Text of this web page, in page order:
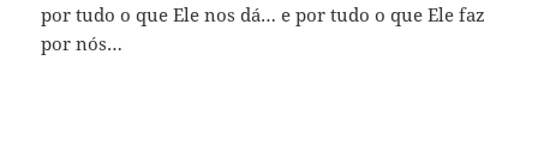
por tudo o que Ele nos dá… e por tudo o que Ele faz
por nós…